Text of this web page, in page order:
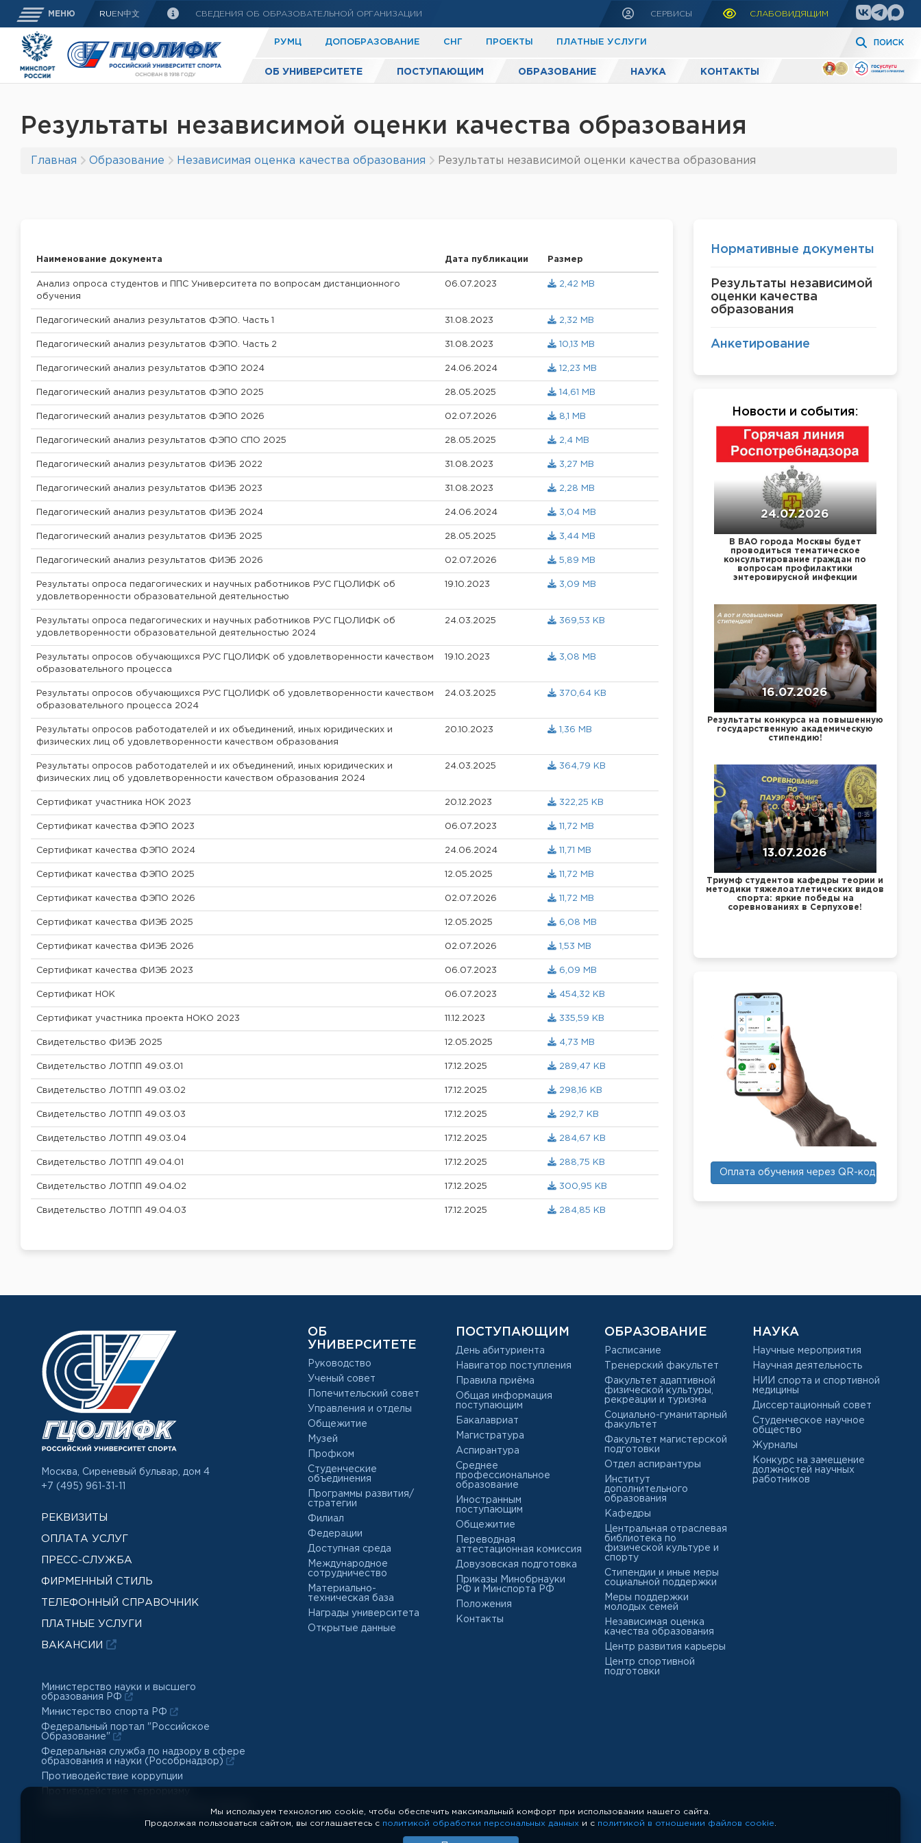
МЕНЮ RU EN中文 СВЕДЕНИЯ ОБ ОБРАЗОВАТЕЛЬНОЙ ОРГАНИЗАЦИИ СЕРВИСЫ СЛАБОВИДЯЩИМ
РУМЦ ДОПОБРАЗОВАНИЕ СНГ ПРОЕКТЫ ПЛАТНЫЕ УСЛУГИ ПОИСК
ОБ УНИВЕРСИТЕТЕ ПОСТУПАЮЩИМ ОБРАЗОВАНИЕ НАУКА КОНТАКТЫ
Результаты независимой оценки качества образования
Главная Образование Независимая оценка качества образования Результаты независимой оценки качества образования
Наименование документа Дата публикации Размер
Анализ опроса студентов и ППС Университета по вопросам дистанционного
обучения
06.07.2023 2,42 MB
Педагогический анализ результатов ФЭПО. Часть 1 31.08.2023 2,32 MB
Педагогический анализ результатов ФЭПО. Часть 2 31.08.2023 10,13 MB
Педагогический анализ результатов ФЭПО 2024 24.06.2024 12,23 MB
Педагогический анализ результатов ФЭПО 2025 28.05.2025 14,61 MB
Педагогический анализ результатов ФЭПО 2026 02.07.2026 8,1 MB
Педагогический анализ результатов ФЭПО СПО 2025 28.05.2025 2,4 MB
Педагогический анализ результатов ФИЭБ 2022 31.08.2023 3,27 MB
Педагогический анализ результатов ФИЭБ 2023 31.08.2023 2,28 MB
Педагогический анализ результатов ФИЭБ 2024 24.06.2024 3,04 MB
Педагогический анализ результатов ФИЭБ 2025 28.05.2025 3,44 MB
Педагогический анализ результатов ФИЭБ 2026 02.07.2026 5,89 MB
Результаты опроса педагогических и научных работников РУС ГЦОЛИФК об
удовлетворенности образовательной деятельностью
19.10.2023 3,09 MB
Результаты опроса педагогических и научных работников РУС ГЦОЛИФК об
удовлетворенности образовательной деятельностью 2024
24.03.2025 369,53 KB
Результаты опросов обучающихся РУС ГЦОЛИФК об удовлетворенности качеством
образовательного процесса
19.10.2023 3,08 MB
Результаты опросов обучающихся РУС ГЦОЛИФК об удовлетворенности качеством
образовательного процесса 2024
24.03.2025 370,64 KB
Результаты опросов работодателей и их объединений, иных юридических и
физических лиц об удовлетворенности качеством образования
20.10.2023 1,36 MB
Результаты опросов работодателей и их объединений, иных юридических и
физических лиц об удовлетворенности качеством образования 2024
24.03.2025 364,79 KB
Сертификат участника НОК 2023 20.12.2023 322,25 KB
Сертификат качества ФЭПО 2023 06.07.2023 11,72 MB
Сертификат качества ФЭПО 2024 24.06.2024 11,71 MB
Сертификат качества ФЭПО 2025 12.05.2025 11,72 MB
Сертификат качества ФЭПО 2026 02.07.2026 11,72 MB
Сертификат качества ФИЭБ 2025 12.05.2025 6,08 MB
Сертификат качества ФИЭБ 2026 02.07.2026 1,53 MB
Сертификат качества ФИЭБ 2023 06.07.2023 6,09 MB
Сертификат НОК 06.07.2023 454,32 KB
Сертификат участника проекта НОКО 2023 11.12.2023 335,59 KB
Свидетельство ФИЭБ 2025 12.05.2025 4,73 MB
Свидетельство ЛОТПП 49.03.01 17.12.2025 289,47 KB
Свидетельство ЛОТПП 49.03.02 17.12.2025 298,16 KB
Свидетельство ЛОТПП 49.03.03 17.12.2025 292,7 KB
Свидетельство ЛОТПП 49.03.04 17.12.2025 284,67 KB
Свидетельство ЛОТПП 49.04.01 17.12.2025 288,75 KB
Свидетельство ЛОТПП 49.04.02 17.12.2025 300,95 KB
Свидетельство ЛОТПП 49.04.03 17.12.2025 284,85 KB
Нормативные документы
Результаты независимой
оценки качества
образования
Анкетирование
Новости и события:
24.07.2026
В ВАО города Москвы будет
проводиться тематическое
консультирование граждан по
вопросам профилактики
энтеровирусной инфекции
16.07.2026
Результаты конкурса на повышенную
государственную академическую
стипендию!
13.07.2026
Триумф студентов кафедры теории и
методики тяжелоатлетических видов
спорта: яркие победы на
соревнованиях в Серпухове!
Оплата обучения через QR-код
Москва, Сиреневый бульвар, дом 4
+7 (495) 961-31-11
РЕКВИЗИТЫ
ОПЛАТА УСЛУГ
ПРЕСС-СЛУЖБА
ФИРМЕННЫЙ СТИЛЬ
ТЕЛЕФОННЫЙ СПРАВОЧНИК
ПЛАТНЫЕ УСЛУГИ
ВАКАНСИИ
Министерство науки и высшего
образования РФ
Министерство спорта РФ
Федеральный портал "Российское
Образование"
Федеральная служба по надзору в сфере
образования и науки (Рособрнадзор)
Противодействие коррупции
ОБ
УНИВЕРСИТЕТЕ
Руководство
Ученый совет
Попечительский совет
Управления и отделы
Общежитие
Музей
Профком
Студенческие
объединения
Программы развития/
стратегии
Филиал
Федерации
Доступная среда
Международное
сотрудничество
Материально-
техническая база
Награды университета
Открытые данные
ПОСТУПАЮЩИМ
День абитуриента
Навигатор поступления
Правила приёма
Общая информация
поступающим
Бакалавриат
Магистратура
Аспирантура
Среднее
профессиональное
образование
Иностранным
поступающим
Общежитие
Переводная
аттестационная комиссия
Довузовская подготовка
Приказы Минобрнауки
РФ и Минспорта РФ
Положения
Контакты
ОБРАЗОВАНИЕ
Расписание
Тренерский факультет
Факультет адаптивной
физической культуры,
рекреации и туризма
Социально-гуманитарный
факультет
Факультет магистерской
подготовки
Отдел аспирантуры
Институт
дополнительного
образования
Кафедры
Центральная отраслевая
библиотека по
физической культуре и
спорту
Стипендии и иные меры
социальной поддержки
Меры поддержки
молодых семей
Независимая оценка
качества образования
Центр развития карьеры
Центр спортивной
подготовки
НАУКА
Научные мероприятия
Научная деятельность
НИИ спорта и спортивной
медицины
Диссертационный совет
Студенческое научное
общество
Журналы
Конкурс на замещение
должностей научных
работников
Мы используем технологию cookie, чтобы обеспечить максимальный комфорт при использовании нашего сайта.
Продолжая пользоваться сайтом, вы соглашаетесь с политикой обработки персональных данных и с политикой в отношении файлов cookie